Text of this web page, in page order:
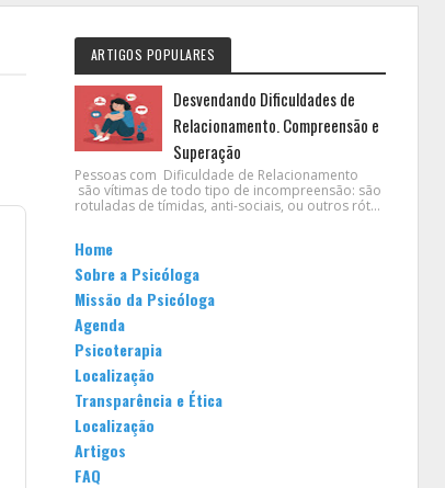
ARTIGOS POPULARES
Desvendando Dificuldades de
Relacionamento. Compreensão e
Superação
Pessoas com Dificuldade de Relacionamento
são vítimas de todo tipo de incompreensão: são
rotuladas de tímidas, anti-sociais, ou outros rót...
Home
Sobre a Psicóloga
Missão da Psicóloga
Agenda
Psicoterapia
Localização
Transparência e Ética
Localização
Artigos
FAQ